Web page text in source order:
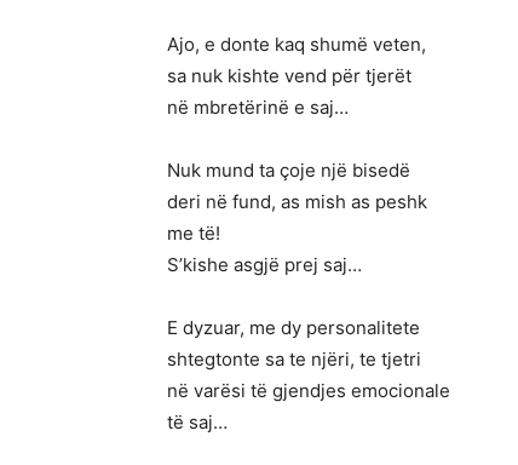
Ajo, e donte kaq shumë veten,
sa nuk kishte vend për tjerët
në mbretërinë e saj…
Nuk mund ta çoje një bisedë
deri në fund, as mish as peshk
me të!
S’kishe asgjë prej saj…
E dyzuar, me dy personalitete
shtegtonte sa te njëri, te tjetri
në varësi të gjendjes emocionale
të saj…